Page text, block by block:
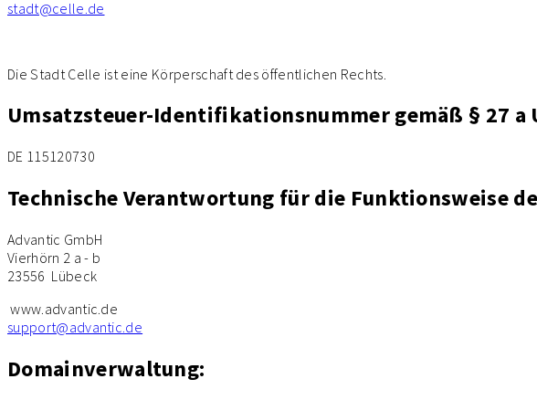
stadt@celle.de
Die Stadt Celle ist eine Körperschaft des öffentlichen Rechts.
Umsatzsteuer-Identifikationsnummer gemäß § 27 a
DE 115120730
Technische Verantwortung für die Funktionsweise
Advantic GmbH
Vierhörn 2 a - b
23556 Lübeck
www.advantic.de
support@advantic.de
Domainverwaltung: